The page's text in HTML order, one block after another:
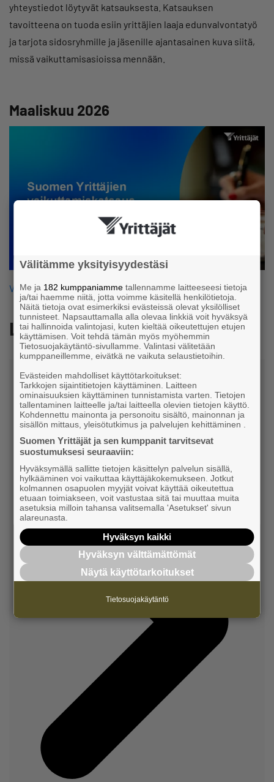
yhteystiedot löytyvät katsauksesta. Katsauksen
tavoitteena on tuoda esiin yrittäjien laaja edunvalvontatyö
ja tarjota sidosryhmille ja jäsenille ajantasainen kuva siitä,
missä vaikuttamisasioissa mennään.
Maaliskuu 2026
Vaikuttamiskatsaus 03/2026 (pdf)
Lisätietoja
Janika Tikkala
Välitämme yksityisyydestäsi
Me ja 182 kumppaniamme tallennamme laitteeseesi tietoja
ja/tai haemme niitä, jotta voimme käsitellä henkilötietoja.
Näitä tietoja ovat esimerkiksi evästeissä olevat yksilölliset
tunnisteet. Napsauttamalla alla olevaa linkkiä voit hyväksyä
tai hallinnoida valintojasi, kuten kieltää oikeutettujen etujen
käyttämisen. Voit tehdä tämän myös myöhemmin
Tietosuojakäytäntö-sivullamme. Valintasi välitetään
kumppaneillemme, eivätkä ne vaikuta selaustietoihin.
Evästeiden mahdolliset käyttötarkoitukset:
Tarkkojen sijaintitietojen käyttäminen. Laitteen
ominaisuuksien käyttäminen tunnistamista varten. Tietojen
tallentaminen laitteelle ja/tai laitteella olevien tietojen käyttö.
Kohdennettu mainonta ja personoitu sisältö, mainonnan ja
sisällön mittaus, yleisötutkimus ja palvelujen kehittäminen .
Suomen Yrittäjät ja sen kumppanit tarvitsevat
suostumuksesi seuraaviin:
Hyväksymällä sallitte tietojen käsittelyn palvelun sisällä,
hylkääminen voi vaikuttaa käyttäjäkokemukseen. Jotkut
kolmannen osapuolen myyjät voivat käyttää oikeutettua
etuaan toimiakseen, voit vastustaa sitä tai muuttaa muita
asetuksia milloin tahansa valitsemalla 'Asetukset' sivun
alareunasta.
Hyväksyn kaikki
Hyväksyn välttämättömät
Näytä käyttötarkoitukset
Tietosuojakäytäntö